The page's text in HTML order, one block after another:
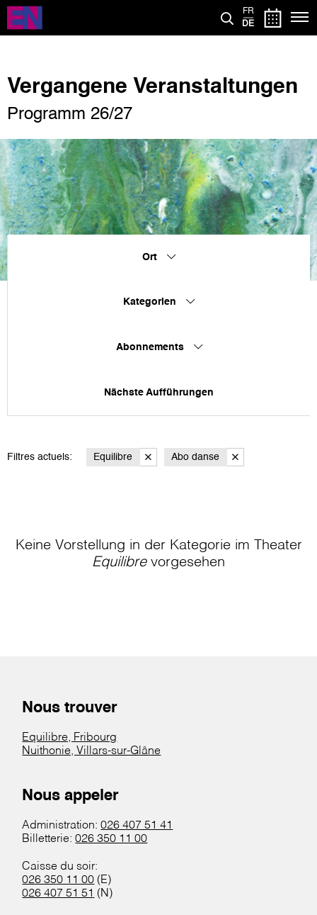
Direkt
zum
Inhalt
FR
DE
Vergangene Veranstaltungen
Programm 26/27
Ort
Kategorien
Abonnements
Nächste Aufführungen
Filtres actuels: Equilibre Abo danse
Keine Vorstellung in der Kategorie im Theater
Equilibrevorgesehen
Nous trouver
Equilibre, Fribourg
Nuithonie, Villars-sur-Glâne
Nous appeler
Administration:026 407 51 41
Billetterie:026 350 11 00
Caisse du soir:
026 350 11 00 (E)
026 407 51 51 (N)